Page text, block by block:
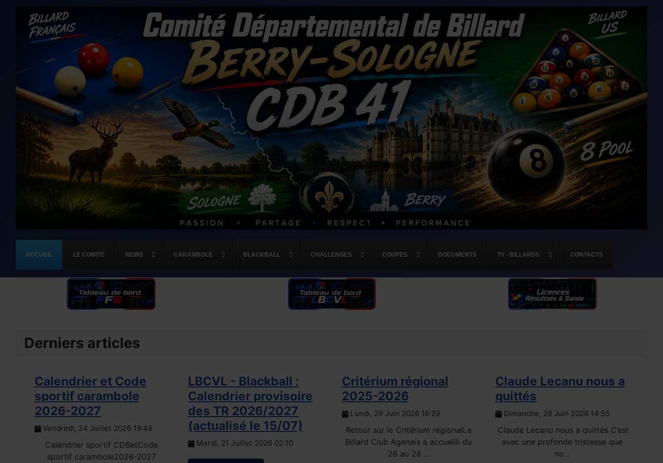
ACCUEIL LE COMITÉ NEWS CARAMBOLE BLACKBALL CHALLENGES COUPES DOCUMENTS TV - BILLARDS CONTACTS
Derniers articles
Calendrier et Code
sportif carambole
2026-2027
Vendredi, 24 Juillet 2026 19:48
Calendrier sportif CDBetCode
sportif carambole2026-2027
LBCVL - Blackball :
Calendrier provisoire
des TR 2026/2027
(actualisé le 15/07)
Mardi, 21 Juillet 2026 02:10
Critérium régional
2025-2026
Lundi, 29 Juin 2026 16:29
Retour sur le Critérium régionalLe
Billard Club Agenais a accueilli du
26 au 28 ...
Claude Lecanu nous a
quittés
Dimanche, 28 Juin 2026 14:55
Claude Lecanu nous a quittés C’est
avec une profonde tristesse que
no...